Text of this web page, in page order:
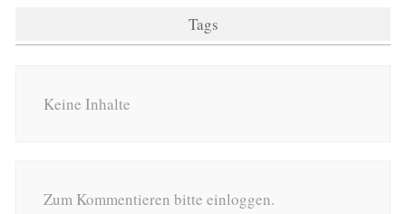
Tags
Keine Inhalte
Zum Kommentieren bitte einloggen.